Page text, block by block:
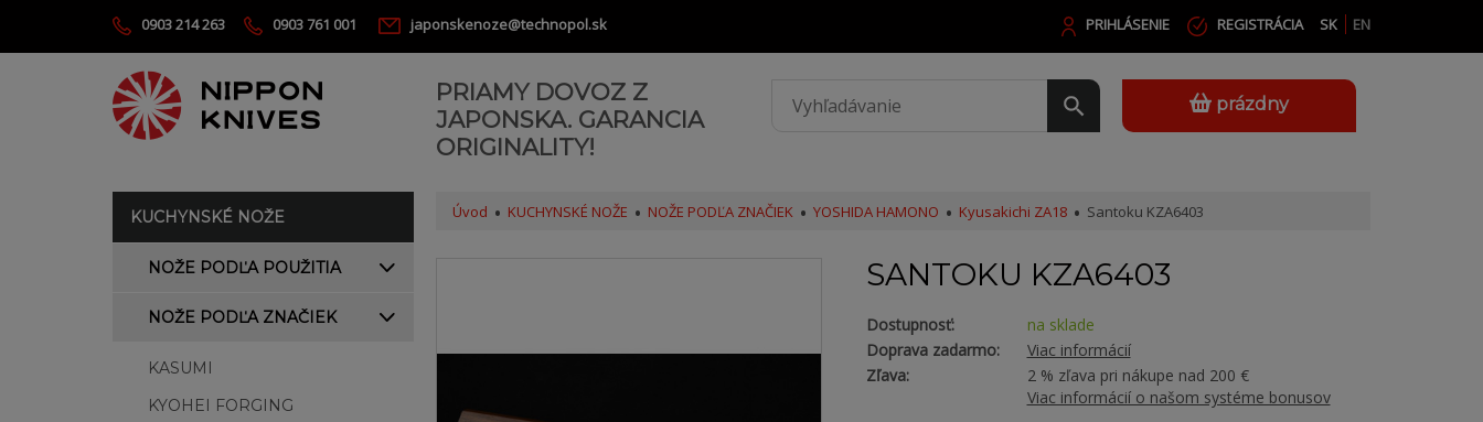
0903 214 263 0903 761 001 japonskenoze@technopol.sk SK EN
PRIHLÁSENIE REGISTRÁCIA
PRIAMY DOVOZ Z
JAPONSKA. GARANCIA
ORIGINALITY!
prázdny
KUCHYNSKÉ NOŽE
NOŽE PODĽA POUŽITIA
NOŽE PODĽA ZNAČIEK
KASUMI
KYOHEI FORGING
Úvod KUCHYNSKÉ NOŽE NOŽE PODĽA ZNAČIEK YOSHIDA HAMONO Kyusakichi ZA18 Santoku KZA6403
SANTOKU KZA6403
Dostupnosť:
na sklade
Doprava zadarmo:
Viac informácií
Zľava:
2 % zľava pri nákupe nad 200 €
Viac informácií o našom systéme bonusov